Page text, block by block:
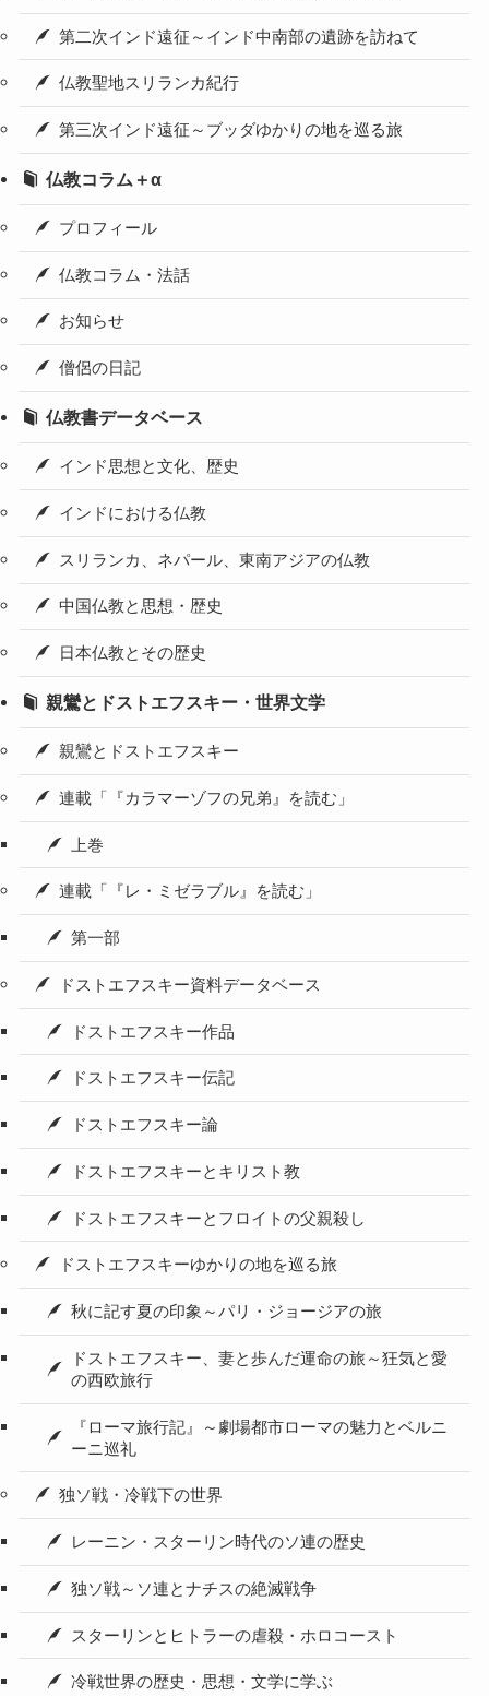
第二次インド遠征～インド中南部の遺跡を訪ねて
仏教聖地スリランカ紀行
第三次インド遠征～ブッダゆかりの地を巡る旅
仏教コラム＋α
プロフィール
仏教コラム・法話
お知らせ
僧侶の日記
仏教書データベース
インド思想と文化、歴史
インドにおける仏教
スリランカ、ネパール、東南アジアの仏教
中国仏教と思想・歴史
日本仏教とその歴史
親鸞とドストエフスキー・世界文学
親鸞とドストエフスキー
連載「『カラマーゾフの兄弟』を読む」
上巻
連載「『レ・ミゼラブル』を読む」
第一部
ドストエフスキー資料データベース
ドストエフスキー作品
ドストエフスキー伝記
ドストエフスキー論
ドストエフスキーとキリスト教
ドストエフスキーとフロイトの父親殺し
ドストエフスキーゆかりの地を巡る旅
秋に記す夏の印象～パリ・ジョージアの旅
ドストエフスキー、妻と歩んだ運命の旅～狂気と愛
の西欧旅行
『ローマ旅行記』～劇場都市ローマの魅力とベルニ
ーニ巡礼
独ソ戦・冷戦下の世界
レーニン・スターリン時代のソ連の歴史
独ソ戦～ソ連とナチスの絶滅戦争
スターリンとヒトラーの虐殺・ホロコースト
冷戦世界の歴史・思想・文学に学ぶ